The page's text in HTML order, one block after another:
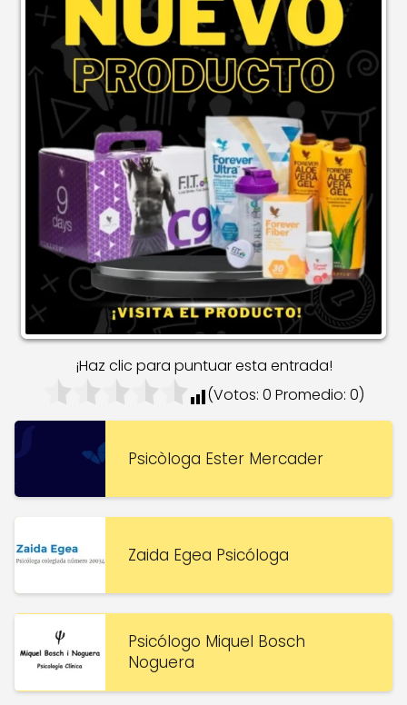
¡Haz clic para puntuar esta entrada!
(Votos: 0 Promedio: 0)
Psicòloga Ester Mercader
Zaida Egea Psicóloga
Psicólogo Miquel Bosch
Noguera